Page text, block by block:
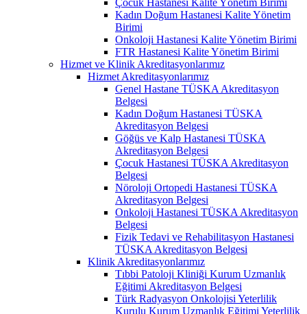
Kadın Doğum Hastanesi Kalite Yönetim
Birimi
Onkoloji Hastanesi Kalite Yönetim Birimi
FTR Hastanesi Kalite Yönetim Birimi
Hizmet ve Klinik Akreditasyonlarımız
Hizmet Akreditasyonlarımız
Genel Hastane TÜSKA Akreditasyon
Belgesi
Kadın Doğum Hastanesi TÜSKA
Akreditasyon Belgesi
Göğüs ve Kalp Hastanesi TÜSKA
Akreditasyon Belgesi
Çocuk Hastanesi TÜSKA Akreditasyon
Belgesi
Nöroloji Ortopedi Hastanesi TÜSKA
Akreditasyon Belgesi
Onkoloji Hastanesi TÜSKA Akreditasyon
Belgesi
Fizik Tedavi ve Rehabilitasyon Hastanesi
TÜSKA Akreditasyon Belgesi
Klinik Akreditasyonlarımız
Tıbbi Patoloji Kliniği Kurum Uzmanlık
Eğitimi Akreditasyon Belgesi
Türk Radyasyon Onkolojisi Yeterlilik
Kurulu Kurum Uzmanlık Eğitimi Yeterlilik